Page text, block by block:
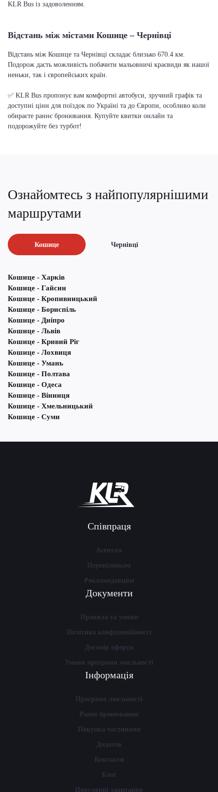
KLR Bus із задоволенням.
Відстань між містами Кошице – Чернівці
Відстань між Кошице та Чернівці складає близько 670.4 км.
Подорож дасть можливість побачити мальовничі краєвиди як нашої
неньки, так і європейських країн.
✅ KLR Bus пропонує вам комфортні автобуси, зручний графік та
доступні ціни для поїздок по Україні та до Європи, особливо коли
обираєте раннє бронювання. Купуйте квитки онлайн та
подорожуйте без турбот!
Ознайомтесь з найпопулярнішими
маршрутами
Кошице Чернівці
Кошице - Харків
Кошице - Гайсин
Кошице - Кропивницький
Кошице - Бориспіль
Кошице - Дніпро
Кошице - Львів
Кошице - Кривий Ріг
Кошице - Лохвиця
Кошице - Умань
Кошице - Полтава
Кошице - Одеса
Кошице - Вінниця
Кошице - Хмельницький
Кошице - Суми
Співпраця
Агентам
Перевізникам
Рекламодавцям
Документи
Правила та умови
Політика конфіденційності
Договір оферти
Умови програми лояльності
Інформація
Програма лояльності
Раннє бронювання
Покупка частинами
Додаток
Контакти
Блог
Популярні запитання